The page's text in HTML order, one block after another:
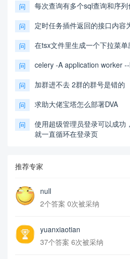
问 每次查询有多个sql查询和序
问 定时任务插件返回的接口内容
问 在tsx文件里生成一个下拉菜单
问 celery -A application worker
问 加群进不去 2群的群号是错的
问 求助大佬宝塔怎么部署DVA
问
使用超级管理员登录可以成功
就一直循环在登录页
推荐专家
null
2个答案 0次被采纳
yuanxiaotian
37个答案 6次被采纳